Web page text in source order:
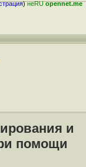
)неRUopennet.me
и
помощи